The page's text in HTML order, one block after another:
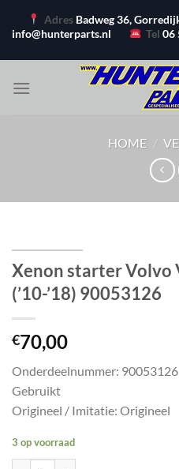
naar
Adres Badweg 36,
info@hunterparts.nl
Tel06
HOME /
Xenon starter Volvo
(’10-’18) 90053126
€70,00
Onderdeelnummer: 90053126
Gebruikt
Origineel / Imitatie: Origineel
3 op voorraad